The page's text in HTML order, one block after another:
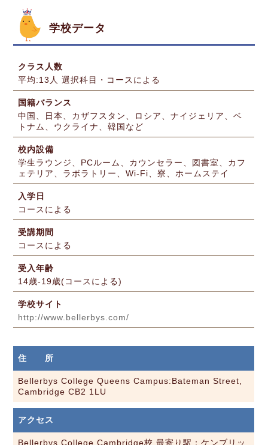
学校データ
クラス人数
平均:13人 選択科目・コースによる
国籍バランス
中国、日本、カザフスタン、ロシア、ナイジェリア、ベ
トナム、ウクライナ、韓国など
校内設備
学生ラウンジ、PCルーム、カウンセラー、図書室、カフ
ェテリア、ラボラトリー、Wi-Fi、寮、ホームステイ
入学日
コースによる
受講期間
コースによる
受入年齢
14歳-19歳(コースによる)
学校サイト
http://www.bellerbys.com/
住 所
Bellerbys College Queens Campus:Bateman Street,
Cambridge CB2 1LU
アクセス
Bellerbys College Cambridge校 最寄り駅：ケンブリッ